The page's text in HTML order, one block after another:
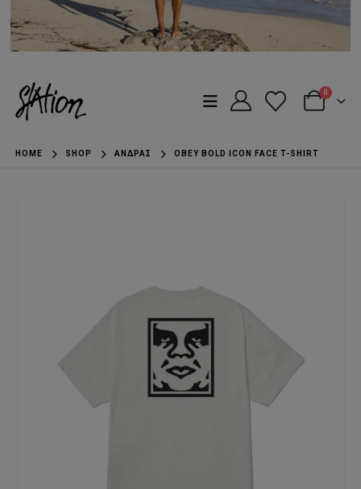
0
HOME SHOP ΆΝΔΡΑΣ OBEY BOLD ICON FACE T-SHIRT